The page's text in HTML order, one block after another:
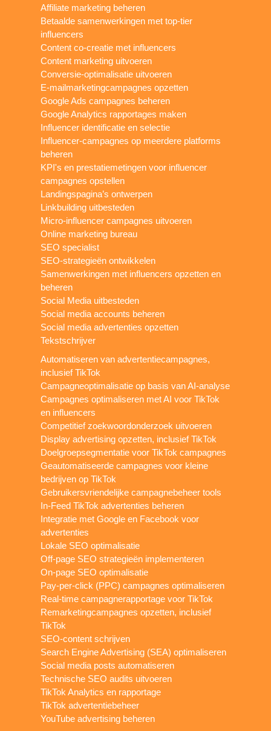
Affiliate marketing beheren
Betaalde samenwerkingen met top-tier
influencers
Content co-creatie met influencers
Content marketing uitvoeren
Conversie-optimalisatie uitvoeren
E-mailmarketingcampagnes opzetten
Google Ads campagnes beheren
Google Analytics rapportages maken
Influencer identificatie en selectie
Influencer-campagnes op meerdere platforms
beheren
KPI's en prestatiemetingen voor influencer
campagnes opstellen
Landingspagina’s ontwerpen
Linkbuilding uitbesteden
Micro-influencer campagnes uitvoeren
Online marketing bureau
SEO specialist
SEO-strategieën ontwikkelen
Samenwerkingen met influencers opzetten en
beheren
Social Media uitbesteden
Social media accounts beheren
Social media advertenties opzetten
Tekstschrijver
Automatiseren van advertentiecampagnes,
inclusief TikTok
Campagneoptimalisatie op basis van AI-analyse
Campagnes optimaliseren met AI voor TikTok
en influencers
Competitief zoekwoordonderzoek uitvoeren
Display advertising opzetten, inclusief TikTok
Doelgroepsegmentatie voor TikTok campagnes
Geautomatiseerde campagnes voor kleine
bedrijven op TikTok
Gebruikersvriendelijke campagnebeheer tools
In-Feed TikTok advertenties beheren
Integratie met Google en Facebook voor
advertenties
Lokale SEO optimalisatie
Off-page SEO strategieën implementeren
On-page SEO optimalisatie
Pay-per-click (PPC) campagnes optimaliseren
Real-time campagnerapportage voor TikTok
Remarketingcampagnes opzetten, inclusief
TikTok
SEO-content schrijven
Search Engine Advertising (SEA) optimaliseren
Social media posts automatiseren
Technische SEO audits uitvoeren
TikTok Analytics en rapportage
TikTok advertentiebeheer
YouTube advertising beheren